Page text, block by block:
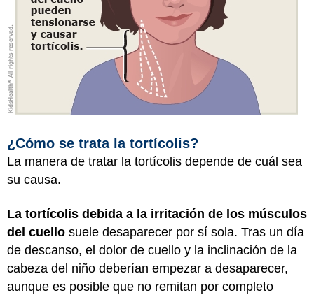
¿Cómo se trata la tortícolis?
La manera de tratar la tortícolis depende de cuál sea
su causa.
La tortícolis debida a la irritación de los músculos
del cuello suele desaparecer por sí sola. Tras un día
de descanso, el dolor de cuello y la inclinación de la
cabeza del niño deberían empezar a desaparecer,
aunque es posible que no remitan por completo